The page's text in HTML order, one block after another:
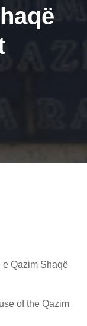
Qazim Shaqë
of the Qazim